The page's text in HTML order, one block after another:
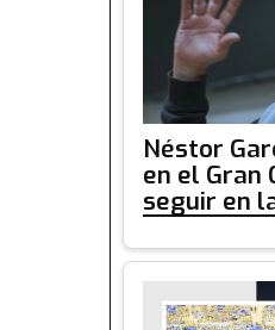
Néstor
en el Gran
seguir en